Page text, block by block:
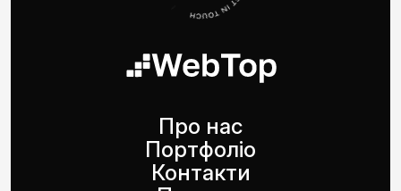
Про нас
Портфоліо
Контакти